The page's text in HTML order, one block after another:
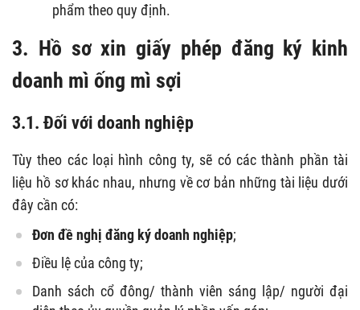
phẩm theo quy định.
3. Hồ sơ xin giấy phép đăng ký kinh
doanh mì ống mì sợi
3.1. Đối với doanh nghiệp
Tùy theo các loại hình công ty, sẽ có các thành phần tài
liệu hồ sơ khác nhau, nhưng về cơ bản những tài liệu dưới
đây cần có:
Đơn đề nghị đăng ký doanh nghiệp;
Điều lệ của công ty;
Danh sách cổ đông/ thành viên sáng lập/ người đại